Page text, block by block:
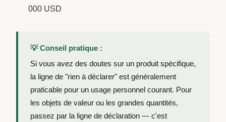
000 USD
💡 Conseil pratique :
Si vous avez des doutes sur un produit spécifique,
la ligne de "rien à déclarer" est généralement
praticable pour un usage personnel courant. Pour
les objets de valeur ou les grandes quantités,
passez par la ligne de déclaration — c'est